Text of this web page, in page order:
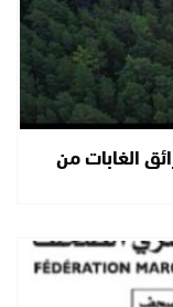
الغابات من